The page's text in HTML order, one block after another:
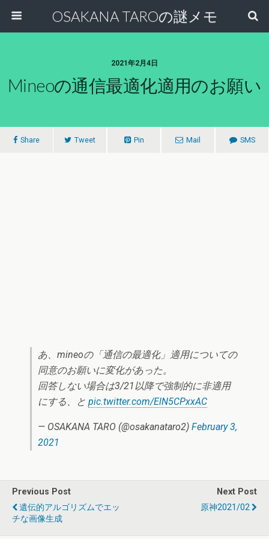
OSAKANA TAROの謎メモ
2021年2月4日
Mineoの通信最適化適用のお願い
Share Tweet Pin Mail SMS
あ、mineoの「通信の最適化」適用についての
同意のお願いに変化があった。
回答しない場合は3/21以降で強制的に非適用
にする、と pic.twitter.com/ElN5CPxxAC
— OSAKANA TARO (@osakanataro2) February 3,
2021
Previous Post
遺伝的アルゴリズムでエッ
チな画像生成
Next Post
原神2021/02